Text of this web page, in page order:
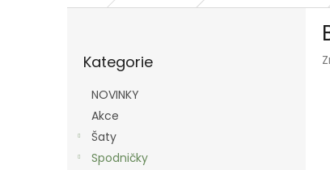
kategorie
Kategorie
NOVINKY
Akce
Šaty
Spodničky